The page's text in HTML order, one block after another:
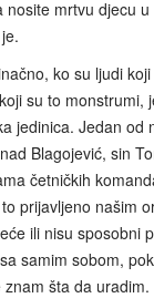
nosite mrtvu djecu
ko su ljudi
su to monstrumi,
jedinica. Jedan od
Blagojević, sin
četničkih
prijavljeno našim
ili nisu sposobni
samim sobom,
šta da